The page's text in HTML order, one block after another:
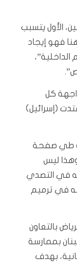
الأول يتسبب
فهو إيجاد
الداخلية”،
كل
(إسرائيل)
هو طي صفحة
ليس
في التصدي
في ترميم
بالتعاون
بممارسة
بهدف